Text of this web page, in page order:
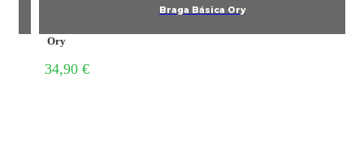
Braga Básica Ory
Ory
34,90 €